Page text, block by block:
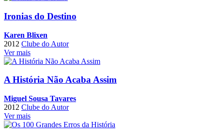
Ironias do Destino
Karen Blixen
2012 Clube do Autor
Ver mais
A História Não Acaba Assim
Miguel Sousa Tavares
2012 Clube do Autor
Ver mais